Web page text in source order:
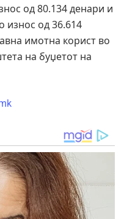
од 80.134 денари и
износ од 36.614
имотна корист во
на буџетот на